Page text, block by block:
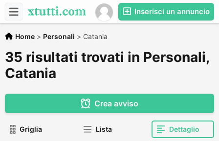
Inserisci un annuncio
Home > Personali > Catania
35 risultati trovati in Personali,
Catania
Crea avviso
Griglia Lista Dettaglio